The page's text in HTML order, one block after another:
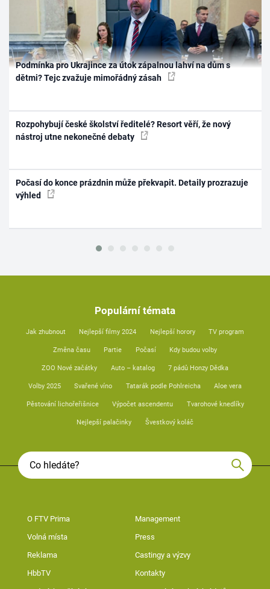
Podmínka pro Ukrajince za útok zápalnou lahví na dům s
dětmi? Tejc zvažuje mimořádný zásah
Rozpohybují české školství ředitelé? Resort věří, že nový
nástroj utne nekonečné debaty
Počasí do konce prázdnin může překvapit. Detaily prozrazuje
výhled
Populární témata
Jak zhubnout Nejlepší filmy 2024 Nejlepší horory TV program
Změna času Partie Počasí Kdy budou volby
ZOO Nové začátky Auto – katalog 7 pádů Honzy Dědka
Volby 2025 Svařené víno Tatarák podle Pohlreicha Aloe vera
Pěstování lichořeřišnice Výpočet ascendentu Tvarohové knedlíky
Nejlepší palačinky Švestkový koláč
O FTV Prima Management
Volná místa Press
Reklama Castingy a výzvy
HbbTV Kontakty